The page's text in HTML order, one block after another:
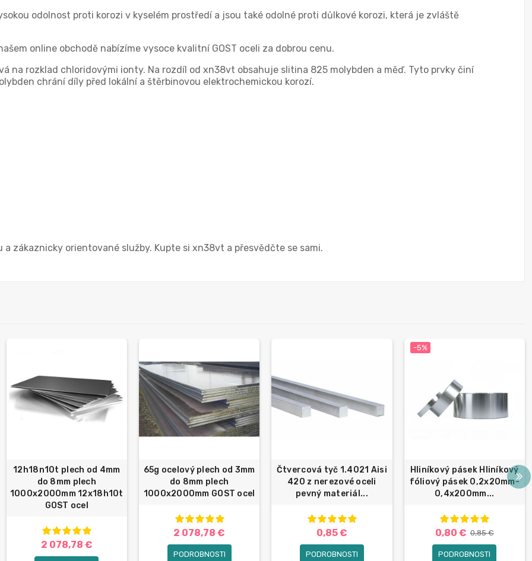
odolnost proti korozi v kyselém prostředí a jsou také odolné proti důlkové korozi, která je zvláště
online obchodě nabízíme vysoce kvalitní GOST oceli za dobrou cenu.
na rozklad chloridovými ionty. Na rozdíl od xn38vt obsahuje slitina 825 molybden a měď. Tyto prvky činí
chrání díly před lokální a štěrbinovou elektrochemickou korozí.
zákaznicky orientované služby. Kupte si xn38vt a přesvědčte se sami.
12h18n10t plech od 4mm
do 8mm plech
1000x2000mm 12x18h10t
GOST ocel
2 078,78 €
65g ocelový plech od 3mm
do 8mm plech
1000x2000mm GOST ocel
2 078,78 €
PODROBNOSTI
Čtvercová tyč 1.4021 Aisi
420 z nerezové oceli
pevný materiál...
0,85 €
PODROBNOSTI
-5%
Hliníkový pásek Hliníkový
fóliový pásek 0,2x20mm-
0,4x200mm...
0,80 € 0,85 €
PODROBNOSTI